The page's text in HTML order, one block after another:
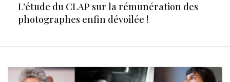
L’étude du CLAP sur la rémunération des
photographes enfin dévoilée !